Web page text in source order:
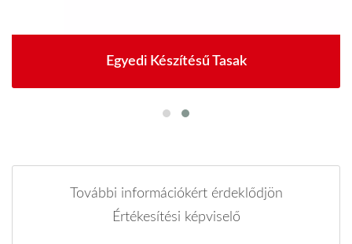
Egyedi Készítésű Tasak
További információkért érdeklődjön
Értékesítési képviselő